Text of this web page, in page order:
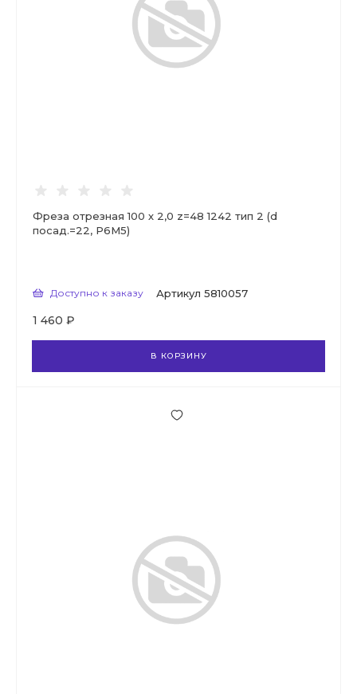
Фреза отрезная 100 х 2,0 z=48 1242 тип 2 (d
посад.=22, Р6М5)
Доступно к заказу Артикул 5810057
1 460 ₽
В КОРЗИНУ